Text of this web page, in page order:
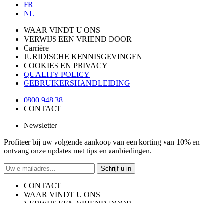
FR
NL
WAAR VINDT U ONS
VERWIJS EEN VRIEND DOOR
Carrière
JURIDISCHE KENNISGEVINGEN
COOKIES EN PRIVACY
QUALITY POLICY
GEBRUIKERSHANDLEIDING
0800 948 38
CONTACT
Newsletter
Profiteer bij uw volgende aankoop van een korting van 10% en
ontvang onze updates met tips en aanbiedingen.
Schrijf u in
CONTACT
WAAR VINDT U ONS